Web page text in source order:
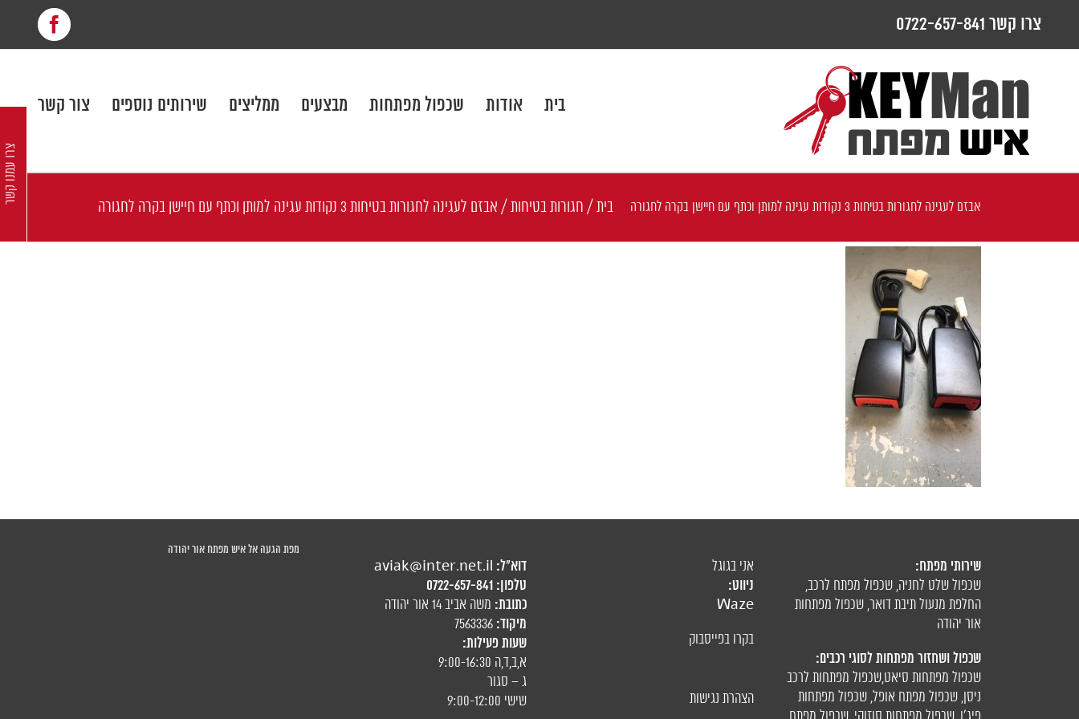
צרו קשר 0722-657-841
בית אודות שכפול מפתחות מבצעים ממליצים שירותים נוספים צור קשר
אבזם לעגינה לחגורות בטיחות 3 נקודות עגינה למותן וכתף עם חיישן בקרה לחגורה בית / חגורות בטיחות / אבזם לעגינה לחגורות בטיחות 3 נקודות עגינה למותן וכתף עם חיישן בקרה לחגורה
שירותי מפתח:
שכפול שלט לחניה, שכפול מפתח לרכב,
החלפת מנעול תיבת דואר, שכפול מפתחות
אור יהודה
שכפול ושחזור מפתחות לסוגי רכבים:
שכפול מפתחות סיאט,שכפול מפתחות לרכב
ניסן , שכפול מפתח אופל, שכפול מפתחות
אני בגוגל
ניווט:
Waze
בקרו בפייסבוק
הצהרת נגישות
דוא"ל: aviak@inter.net.il
טלפון: 0722-657-841
כתובת: משה אביב 14 אור יהודה
מיקוד: 7563336
שעות פעילות:
א,ב,ד,ה 9:00-16:30
ג – סגור
שישי 9:00-12:00
מפת הגעה אל איש מפתח אור יהודה
צרו עמנו קשר